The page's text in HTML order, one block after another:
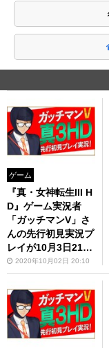
ゲーム
『真・女神転生III H
D』ゲーム実況者
「ガッチマンV」さ
んの先行初見実況プ
レイが10月3日21時
より配信！
2020年10月02日 20:10